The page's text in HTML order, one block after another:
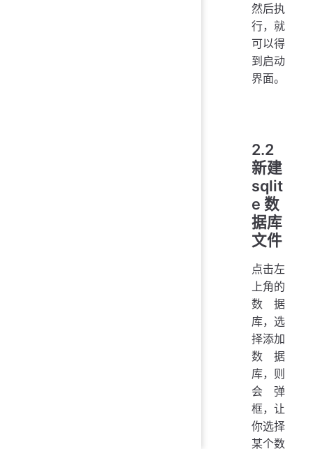
然后执
行，就
可以得
到启动
界面。
2.2
新建
sqlit
e 数
据库
文件
点击左
上角的
数据
库，选
择添加
数据
库，则
会弹
框，让
你选择
某个数